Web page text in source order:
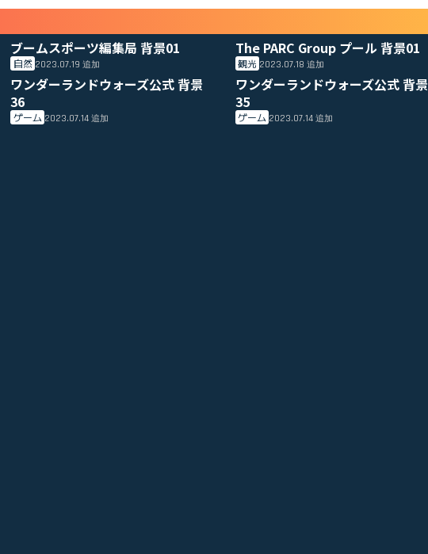
ブームスポーツ編集局 背景01
自然 2023.07.19 追加
The PARC Group プール 背景01
観光 2023.07.18追加
ワンダーランドウォーズ公式 背景
36
ゲーム 2023.07.14 追加
ワンダーランドウォーズ公式 背景
35
ゲーム 2023.07.14追加